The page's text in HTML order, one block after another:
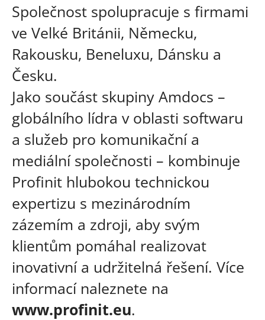
Společnost spolupracuje s firmami
ve Velké Británii, Německu,
Rakousku, Beneluxu, Dánsku a
Česku.
Jako součást skupiny Amdocs –
globálního lídra v oblasti softwaru
a služeb pro komunikační a
mediální společnosti – kombinuje
Profinit hlubokou technickou
expertizu s mezinárodním
zázemím a zdroji, aby svým
klientům pomáhal realizovat
inovativní a udržitelná řešení. Více
informací naleznete na
www.profinit.eu.